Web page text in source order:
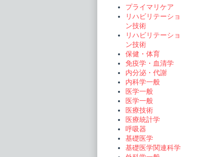
プライマリケア
リハビリテーショ
ン技術
リハビリテーショ
ン技術
保健・体育
免疫学・血清学
内分泌・代謝
内科学一般
医学一般
医学一般
医療技術
医療統計学
呼吸器
基礎医学
基礎医学関連科学